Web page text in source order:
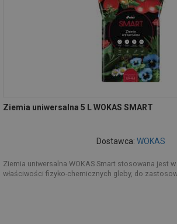
Ziemia uniwersalna 5 L WOKAS SMART
Dostawca: WOKAS
Ziemia uniwersalna WOKAS Smart stosowana jest
właściwości fizyko-chemicznych gleby, do